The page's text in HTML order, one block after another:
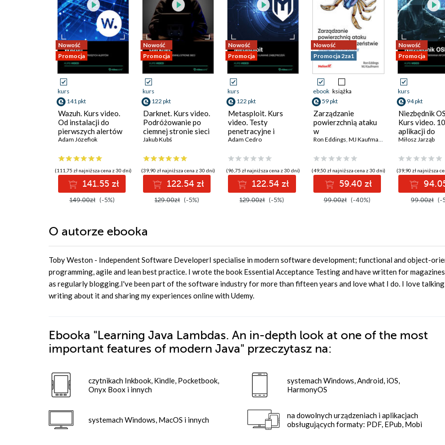
Nowość
Promocja
kurs
141 pkt
Wazuh. Kurs video.
Od instalacji do
pierwszych alertów
Adam Józefiok
(111,75 zł najniższa cena z 30 dni)
141.55 zł
149.00zł (-5%)
Nowość
Promocja
kurs
122 pkt
Darknet. Kurs video.
Podróżowanie po
ciemnej stronie sieci
Jakub Kubś
(39,90 zł najniższa cena z 30 dni)
122.54 zł
129.00zł (-5%)
Nowość
Promocja
kurs
122 pkt
Metasploit. Kurs
video. Testy
penetracyjne i
łamanie
Adam Cedro
(96,75 zł najniższa cena z 30 dni)
122.54 zł
129.00zł (-5%)
Nowość
Promocja 2za1
ebook książka
59 pkt
Zarządzanie
powierzchnią ataku
w
cyberbezpieczeństwie.
ochrony zasobów
cyfrowych
Ron Eddings, MJ Kaufmann
(49,50 zł najniższa cena z 30 dni)
59.40 zł
99.00zł (-40%)
Nowość
Promocja
kurs
94 pkt
Niezbędnik
Kurs video. 10
aplikacji do
pozyskiwania
Miłosz Jarząb
(39,90 zł najniższa
99.00zł (-
O autorze ebooka
Toby Weston - Independent Software DeveloperI specialise in modern software development; functional and object-
programming, agile and lean best practice. I wrote the book Essential Acceptance Testing and have written for
as regularly blogging.I've been part of the software industry for more than fifteen years and love what I do. I love talking
writing about it and sharing my experiences online with Udemy.
Ebooka "Learning Java Lambdas. An in-depth look at one of the most
important features of modern Java" przeczytasz na:
czytnikach Inkbook, Kindle, Pocketbook,
Onyx Boox i innych
systemach Windows, MacOS i innych
systemach Windows, Android, iOS,
HarmonyOS
na dowolnych urządzeniach i aplikacjach
obsługujących formaty: PDF, EPub, Mobi